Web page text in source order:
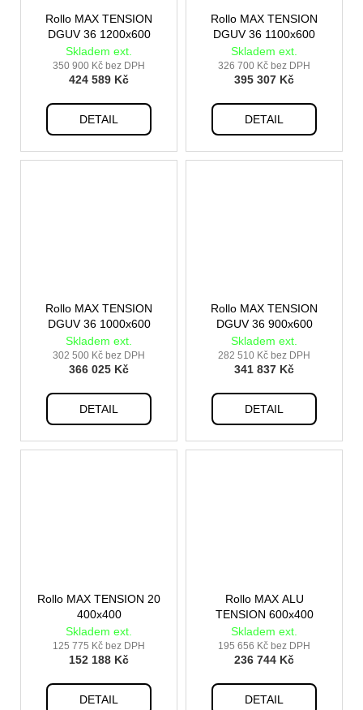
Rollo MAX TENSION
DGUV 36 1200x600
Skladem ext.
350 900 Kč bez DPH
424 589 Kč
DETAIL
Rollo MAX TENSION
DGUV 36 1100x600
Skladem ext.
326 700 Kč bez DPH
395 307 Kč
DETAIL
Rollo MAX TENSION
DGUV 36 1000x600
Skladem ext.
302 500 Kč bez DPH
366 025 Kč
DETAIL
Rollo MAX TENSION
DGUV 36 900x600
Skladem ext.
282 510 Kč bez DPH
341 837 Kč
DETAIL
Rollo MAX TENSION 20
400x400
Skladem ext.
125 775 Kč bez DPH
152 188 Kč
DETAIL
Rollo MAX ALU
TENSION 600x400
Skladem ext.
195 656 Kč bez DPH
236 744 Kč
DETAIL